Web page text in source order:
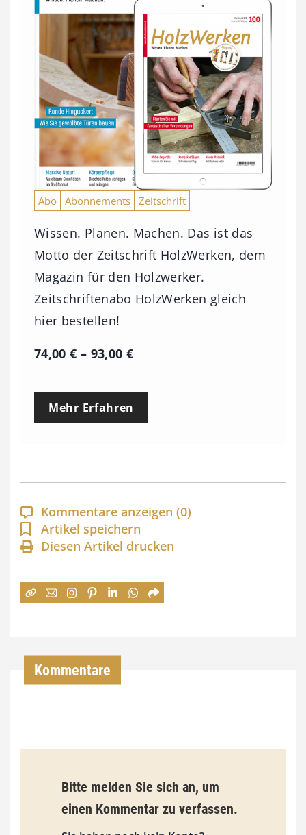
Abo Abonnements Zeitschrift
Wissen. Planen. Machen. Das ist das
Motto der Zeitschrift HolzWerken, dem
Magazin für den Holzwerker.
Zeitschriftenabo HolzWerken gleich
hier bestellen!
74,00€ – 93,00 €P
e
p
a
n
n
:
€
i
s
Mehr Erfahren
Kommentare anzeigen (0)
Artikel speichern
Diesen Artikel drucken
Kommentare
Bitte melden Sie sich an, um
einen Kommentar zu verfassen.